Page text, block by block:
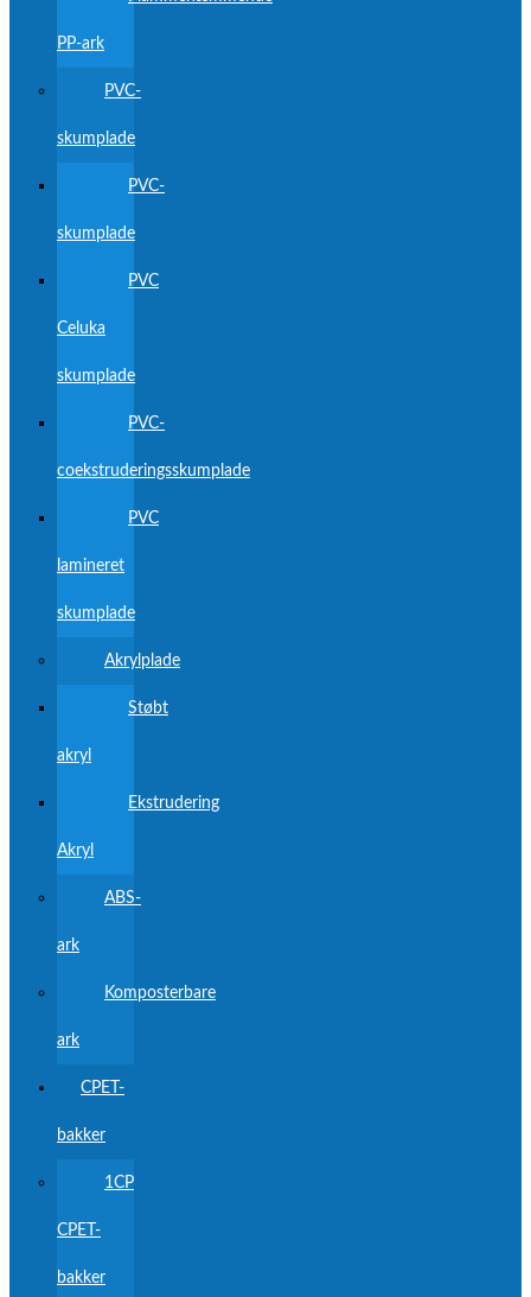
PP-ark
PVC-
skumplade
PVC-
skumplade
PVC
Celuka
skumplade
PVC-
coekstruderingsskumplade
PVC
lamineret
skumplade
Akrylplade
Støbt
akryl
Ekstrudering
Akryl
ABS-
ark
Komposterbare
ark
CPET-
bakker
1CP
CPET-
bakker